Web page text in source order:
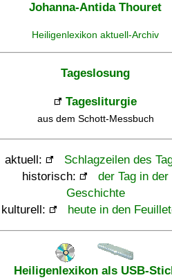
Johanna-Antida Thouret
Heiligenlexikon aktuell-Archiv
Tageslosung
Tagesliturgie
aus dem Schott-Messbuch
aktuell:
Schlagzeilen des
historisch:
der Tag in der
Geschichte
kulturell:
heute in den
Heiligenlexikon als USB-